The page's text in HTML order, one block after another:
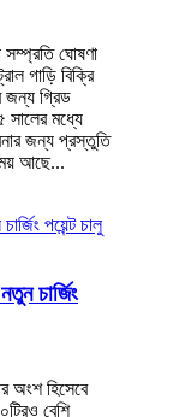
সম্প্রতি ঘোষণা
গাড়ি বিক্রি
জন্য গ্রিড
মধ্যে
জন্য প্রস্তুতি
আছে...
চার্জিং
অংশ হিসেবে
বেশি